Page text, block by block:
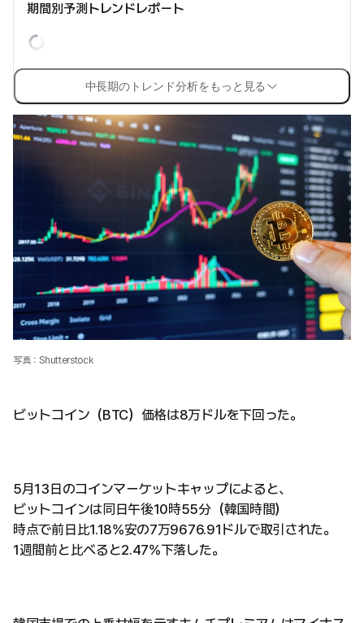
期間別予測トレンドレポート
中長期のトレンド分析をもっと見る
写真：Shutterstock
ビットコイン（BTC）価格は8万ドルを下回った。
5月13日のコインマーケットキャップによると、
ビットコインは同日午後10時55分（韓国時間）
時点で前日比1.18%安の7万9676.91ドルで取引された。
1週間前と比べると2.47%下落した。